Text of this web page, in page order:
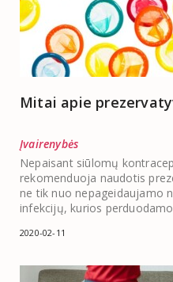
Mitai apie
Įvairenybės
Nepaisant siūlomų
rekomenduoja naudotis
ne tik nuo nepageidaujamo
infekcijų, kurios
2020-02-11